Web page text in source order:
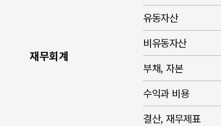
재무회계
유동자산
비유동자산
부채, 자본
수익과 비용
결산, 재무제표